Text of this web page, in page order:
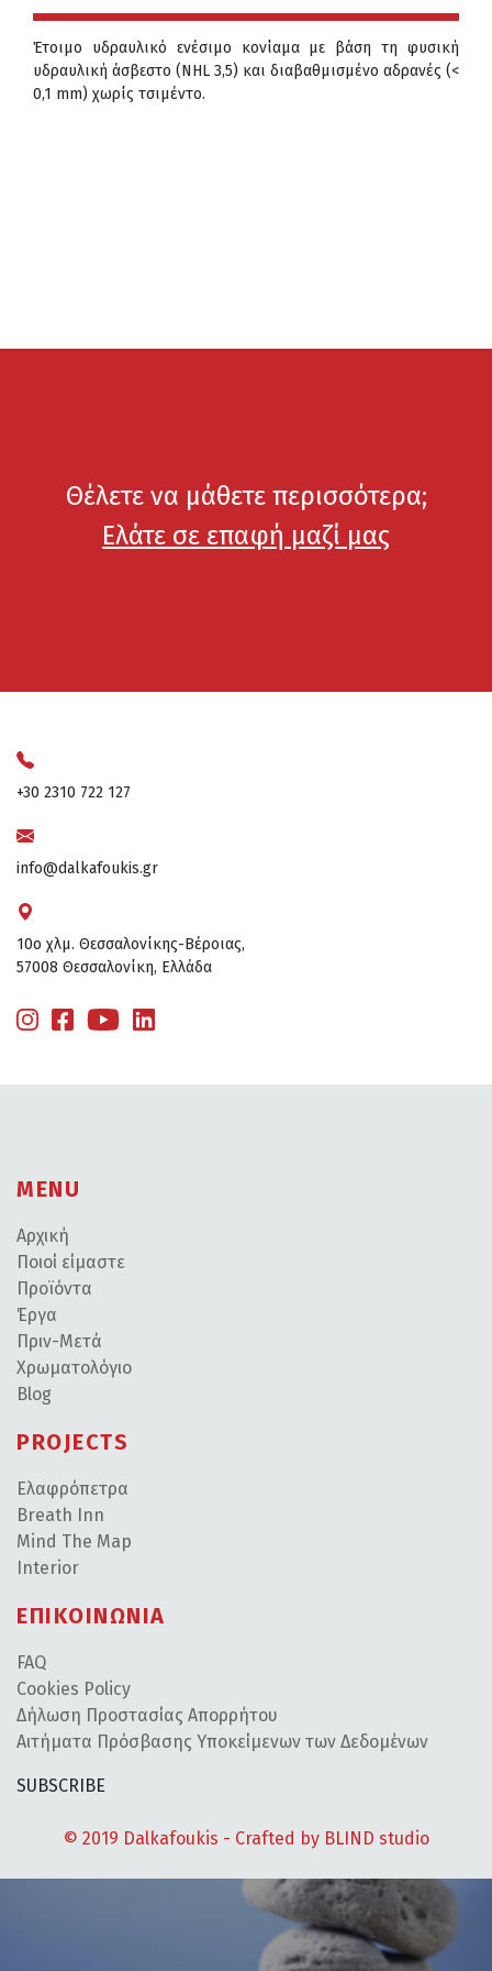
Έτοιμο υδραυλικό ενέσιμο κονίαμα με βάση τη φυσική
υδραυλική άσβεστο (NHL 3,5) και διαβαθμισμένο αδρανές (<
0,1 mm) χωρίς τσιμέντο.
Θέλετε να μάθετε περισσότερα;
Ελάτε σε επαφή μαζί μας
+30 2310 722 127
info@dalkafoukis.gr
10ο χλμ. Θεσσαλονίκης-Βέροιας,
57008 Θεσσαλονίκη, Ελλάδα
MENU
Αρχική
Ποιοί είμαστε
Προϊόντα
Έργα
Πριν-Μετά
Χρωματολόγιο
Blog
PROJECTS
Ελαφρόπετρα
Breath Inn
Mind The Map
Interior
ΕΠΙΚΟΙΝΩΝΙΑ
FAQ
Cookies Policy
Δήλωση Προστασίας Απορρήτου
Αιτήματα Πρόσβασης Υποκείμενων των Δεδομένων
SUBSCRIBE
© 2019 Dalkafoukis - Crafted by BLIND studio